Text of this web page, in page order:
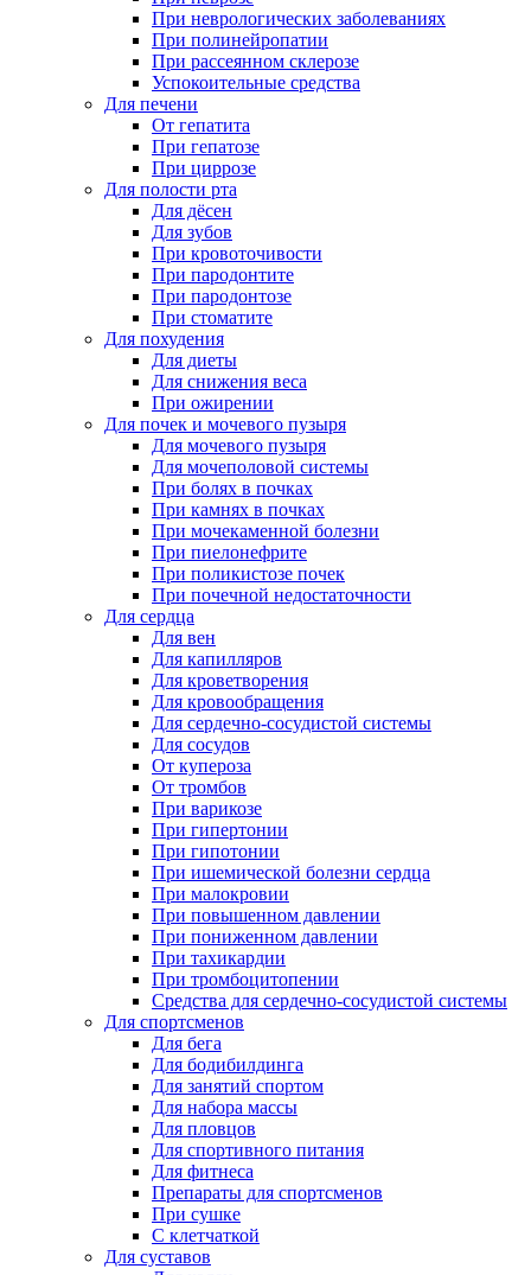
При неврологических заболеваниях
При полинейропатии
При рассеянном склерозе
Успокоительные средства
Для печени
От гепатита
При гепатозе
При циррозе
Для полости рта
Для дёсен
Для зубов
При кровоточивости
При пародонтите
При пародонтозе
При стоматите
Для похудения
Для диеты
Для снижения веса
При ожирении
Для почек и мочевого пузыря
Для мочевого пузыря
Для мочеполовой системы
При болях в почках
При камнях в почках
При мочекаменной болезни
При пиелонефрите
При поликистозе почек
При почечной недостаточности
Для сердца
Для вен
Для капилляров
Для кроветворения
Для кровообращения
Для сердечно-сосудистой системы
Для сосудов
От купероза
От тромбов
При варикозе
При гипертонии
При гипотонии
При ишемической болезни сердца
При малокровии
При повышенном давлении
При пониженном давлении
При тахикардии
При тромбоцитопении
Средства для сердечно-сосудистой системы
Для спортсменов
Для бега
Для бодибилдинга
Для занятий спортом
Для набора массы
Для пловцов
Для спортивного питания
Для фитнеса
Препараты для спортсменов
При сушке
С клетчаткой
Для суставов